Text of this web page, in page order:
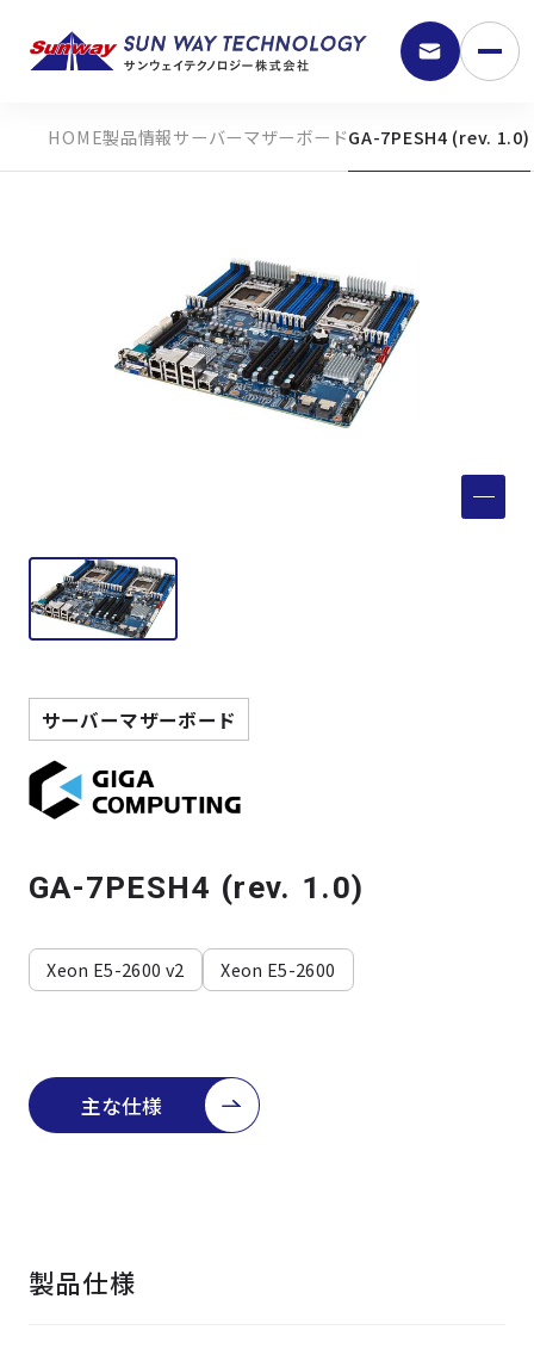
9:30 - 18:00
よくある質問
製品検索
取扱メーカー
サービス
事例
製品情報サーバーマザーボードGA-7PESH4 (rev. 1.0)
サーバーマザーボード
GA-7PESH4 (rev. 1.0)
Xeon E5-2600 v2 Xeon E5-2600
主な仕様
製品仕様